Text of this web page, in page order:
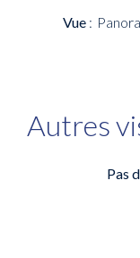
Vue
Autres
Pas